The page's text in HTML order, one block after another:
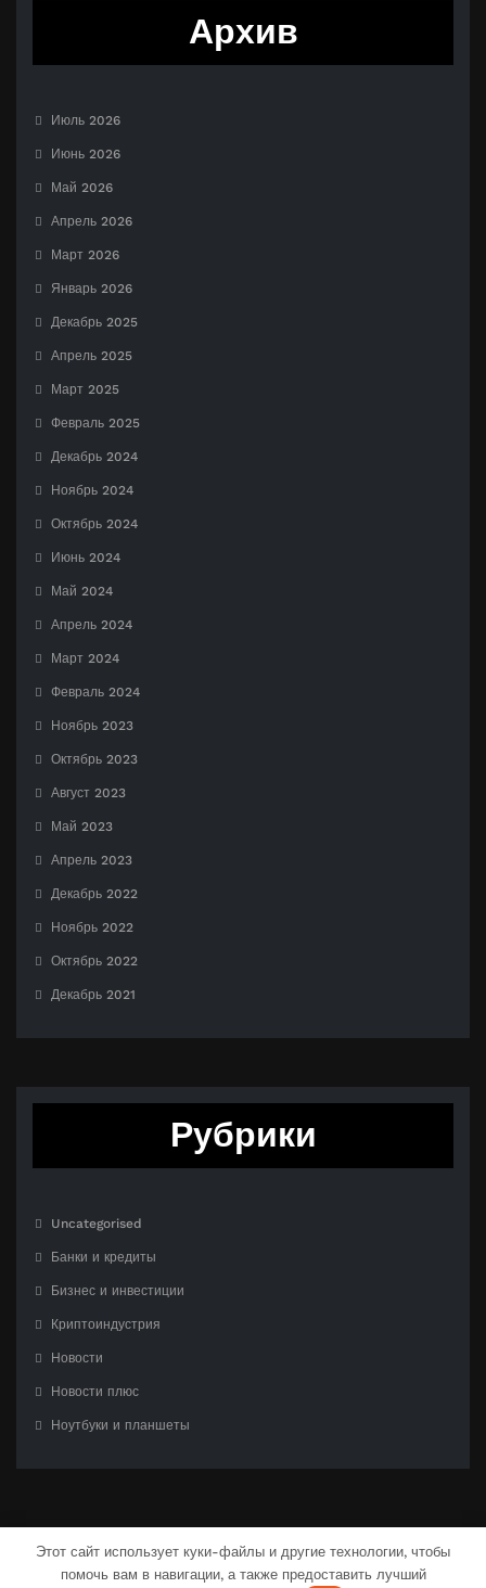
Архив
Июль 2026
Июнь 2026
Май 2026
Апрель 2026
Март 2026
Январь 2026
Декабрь 2025
Апрель 2025
Март 2025
Февраль 2025
Декабрь 2024
Ноябрь 2024
Октябрь 2024
Июнь 2024
Май 2024
Апрель 2024
Март 2024
Февраль 2024
Ноябрь 2023
Октябрь 2023
Август 2023
Май 2023
Апрель 2023
Декабрь 2022
Ноябрь 2022
Октябрь 2022
Декабрь 2021
Рубрики
Uncategorised
Банки и кредиты
Бизнес и инвестиции
Криптоиндустрия
Новости
Новости плюс
Ноутбуки и планшеты
С гордостью созлано наWordPress| Тема:CloudPress Dark
Этот сайт использует куки-файлы и другие технологии, чтобы
помочь вам в навигации, а также предоставить лучший